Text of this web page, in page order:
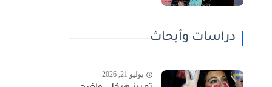
دراسات وأبحاث
يوليو 21, 2026